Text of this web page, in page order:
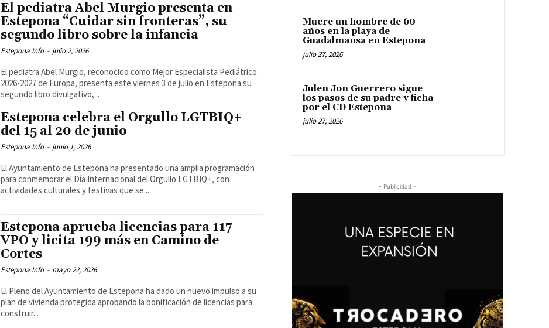
El pediatra Abel Murgio presenta en
Estepona “Cuidar sin fronteras”, su
segundo libro sobre la infancia
Estepona Info - julio 2, 2026
El pediatra Abel Murgio, reconocido como Mejor Especialista Pediátrico
2026-2027 de Europa, presenta este viernes 3 de julio en Estepona su
segundo libro divulgativo,...
Estepona celebra el Orgullo LGTBIQ+
del 15 al 20 de junio
Estepona Info - junio 1, 2026
El Ayuntamiento de Estepona ha presentado una amplia programación
para conmemorar el Día Internacional del Orgullo LGTBIQ+, con
actividades culturales y festivas que se...
Estepona aprueba licencias para 117
VPO y licita 199 más en Camino de
Cortes
Estepona Info - mayo 22, 2026
El Pleno del Ayuntamiento de Estepona ha dado un nuevo impulso a su
plan de vivienda protegida aprobando la bonificación de licencias para
construir...
Muere un hombre de 60
años en la playa de
Guadalmansa en Estepona
julio 27, 2026
Julen Jon Guerrero sigue
los pasos de su padre y ficha
por el CD Estepona
julio 27, 2026
- Publicidad -